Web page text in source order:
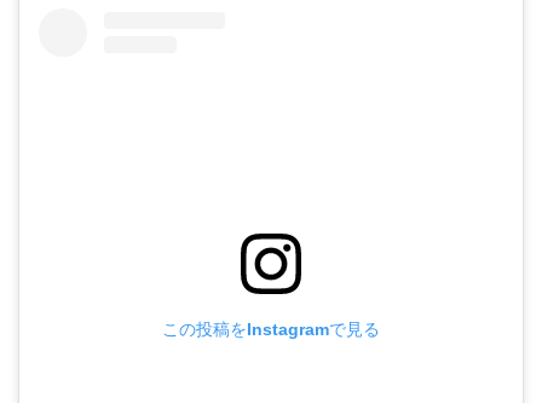
この投稿をInstagramで見る